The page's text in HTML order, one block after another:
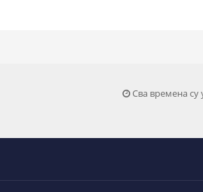
Сва времена су